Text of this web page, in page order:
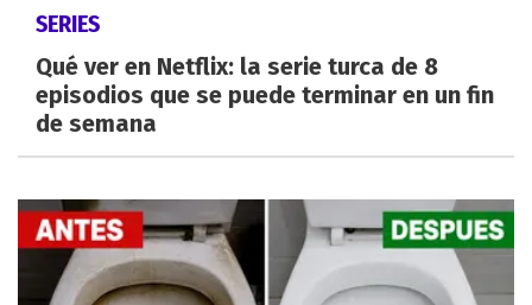
SERIES
Qué ver en Netflix: la serie turca de 8
episodios que se puede terminar en un fin
de semana